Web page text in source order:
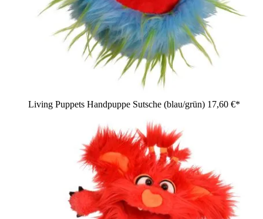
Living Puppets Handpuppe Sutsche (blau/grün) 17,60 €*